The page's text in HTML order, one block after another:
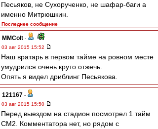
Песьяков, не Сухорученко, не шафар-баги а
именно Митрюшкин.
Последнее сообщение
MMColt -
03 авг 2015 15:52
Наш вратарь в первом тайме на ровном месте
умудрился очень круто отжечь.
Опять я видел дриблинг Песьякова.
121167 -
03 авг 2015 15:50
Перед выездом на стадион посмотрел 1 тайм
СМ2. Комментатора нет, но рядом с